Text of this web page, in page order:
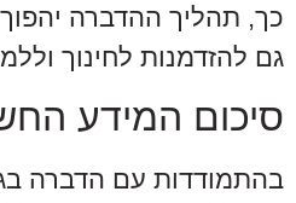
כך, תהליך ההדברה
גם להזדמנות לחינוך
סיכום המידע
בהתמודדות עם הדברה